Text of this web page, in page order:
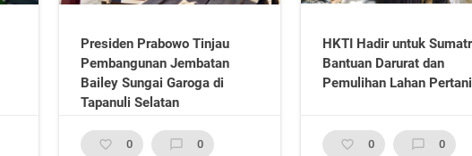
Presiden Prabowo Tinjau
Pembangunan Jembatan
Bailey Sungai Garoga di
Tapanuli Selatan
favorite_border 0 chat_bubble_outline 0
HKTI Hadir untuk
Bantuan Darurat dan
Pemulihan Lahan
favorite_border 0 chat_bubble_outline 0